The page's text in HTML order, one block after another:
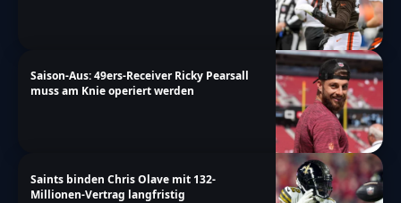
Saison-Aus: 49ers-Receiver Ricky Pearsall
muss am Knie operiert werden
Saints binden Chris Olave mit 132-
Millionen-Vertrag langfristig